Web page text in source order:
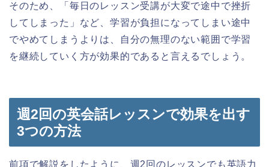
そのため、「毎日のレッスン受講が大変で途中で挫折
してしまった」など、学習が負担になってしまい途中
でやめてしまうよりは、自分の無理のない範囲で学習
を継続していく方が効果的であると言えるでしょう。
週2回の英会話レッスンで効果を出す
3つの方法
前項で解説をしたように、週2回のレッスンでも英語力